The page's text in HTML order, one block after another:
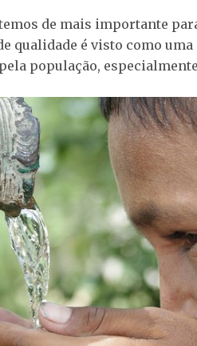
de mais importante
qualidade é visto como
população,